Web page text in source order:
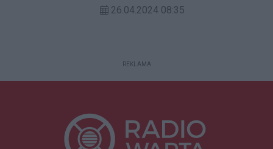
26.04.2024 08:35
REKLAMA